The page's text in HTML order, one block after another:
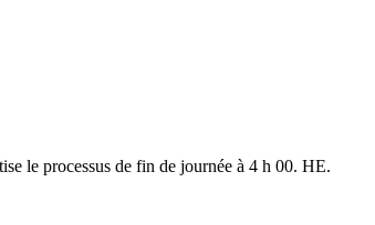
le processus de fin de journée à 4 h 00. HE.